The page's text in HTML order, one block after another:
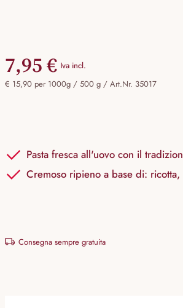
7,95 € Iva incl.
€ 15,90 per 1000g / 500 g / Art.Nr. 35017
Pasta fresca all'uovo con il
Cremoso ripieno a base di:
Consegna sempre gratuita